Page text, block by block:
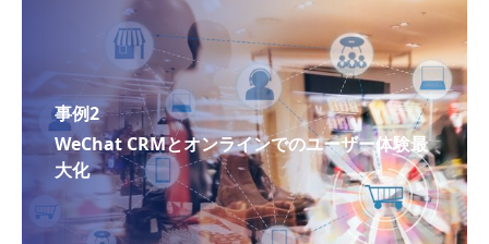
事例2
WeChat CRMとオンラインでのユーザー体験最
大化